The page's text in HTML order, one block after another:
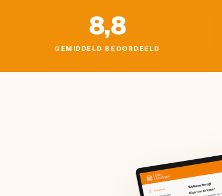
8,8
GEMIDDELD BEOORDEELD